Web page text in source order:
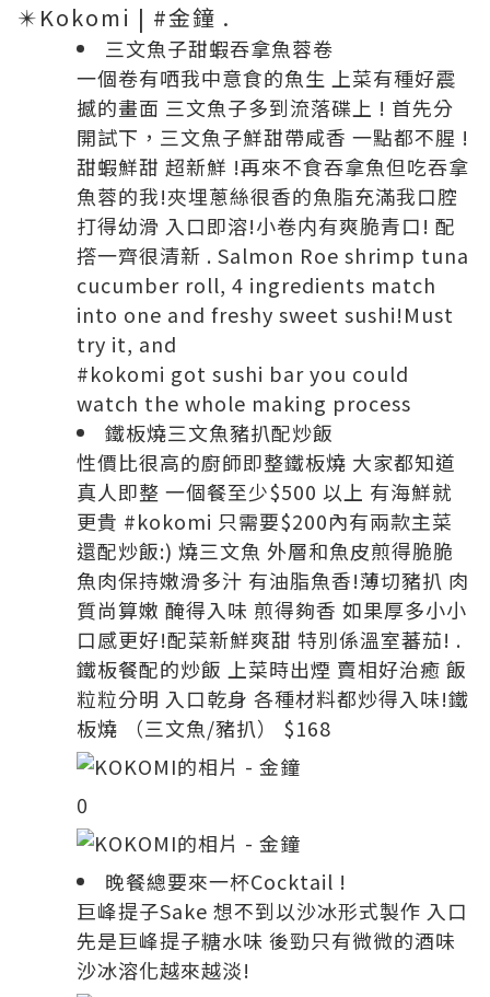
✴️Kokomi | #金鐘 .
三文魚子甜蝦吞拿魚蓉卷
一個卷有哂我中意食的魚生 上菜有種好震
撼的畫面 三文魚子多到流落碟上 ! 首先分
開試下，三文魚子鮮甜帶咸香 一點都不腥 !
甜蝦鮮甜 超新鮮 !再來不食吞拿魚但吃吞拿
魚蓉的我!夾埋蔥絲很香的魚脂充滿我口腔
打得幼滑 入口即溶!小卷内有爽脆青口! 配
撘一齊很清新 . Salmon Roe shrimp tuna
cucumber roll, 4 ingredients match
into one and freshy sweet sushi!Must
try it, and
#kokomi got sushi bar you could
watch the whole making process
鐵板燒三文魚豬扒配炒飯
性價比很高的廚師即整鐵板燒 大家都知道
真人即整 一個餐至少$500 以上 有海鮮就
更貴 #kokomi 只需要$200內有兩款主菜
還配炒飯:) 燒三文魚 外層和魚皮煎得脆脆
魚肉保持嫩滑多汁 有油脂魚香!薄切豬扒 肉
質尚算嫩 醃得入味 煎得夠香 如果厚多小小
口感更好!配菜新鮮爽甜 特別係溫室蕃茄! .
鐵板餐配的炒飯 上菜時出煙 賣相好治癒 飯
粒粒分明 入口乾身 各種材料都炒得入味!鐵
板燒 （三文魚/豬扒） $168
0
晚餐總要來一杯Cocktail !
巨峰提子Sake 想不到以沙冰形式製作 入口
先是巨峰提子糖水味 後勁只有微微的酒味
沙冰溶化越來越淡!